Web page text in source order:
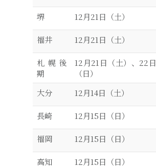
堺 12月21日（土）
福井 12月21日（土）
札幌後
期
12月21日（土）、22日
（日）
大分 12月14日（土）
長崎 12月15日（日）
福岡 12月15日（日）
高知 12月15日（日）